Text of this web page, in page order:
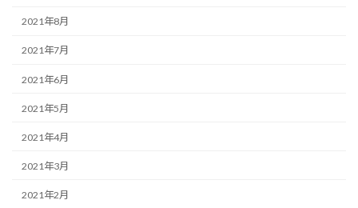
2021年8月
2021年7月
2021年6月
2021年5月
2021年4月
2021年3月
2021年2月